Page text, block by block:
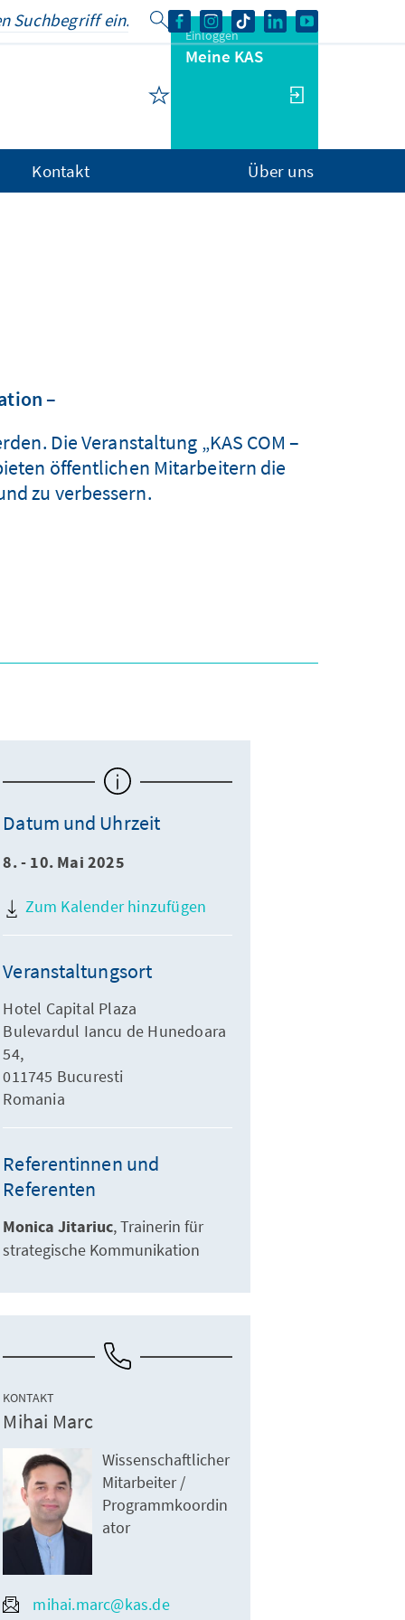
Einloggen
Meine KAS
Kontakt Über uns
–
Die Veranstaltung „KAS COM –
öffentlichen Mitarbeitern die
zu verbessern.
Datum und Uhrzeit
8. - 10. Mai 2025
Zum Kalender hinzufügen
Veranstaltungsort
Hotel Capital Plaza
Bulevardul Iancu de Hunedoara
54,
011745 Bucuresti
Romania
Referentinnen und
Referenten
Monica Jitariuc Trainerin für
strategische Kommunikation
KONTAKT
Mihai Marc
Wissenschaftlicher
Mitarbeiter /
Programmkoordin
ator
mihai.marc@kas.de